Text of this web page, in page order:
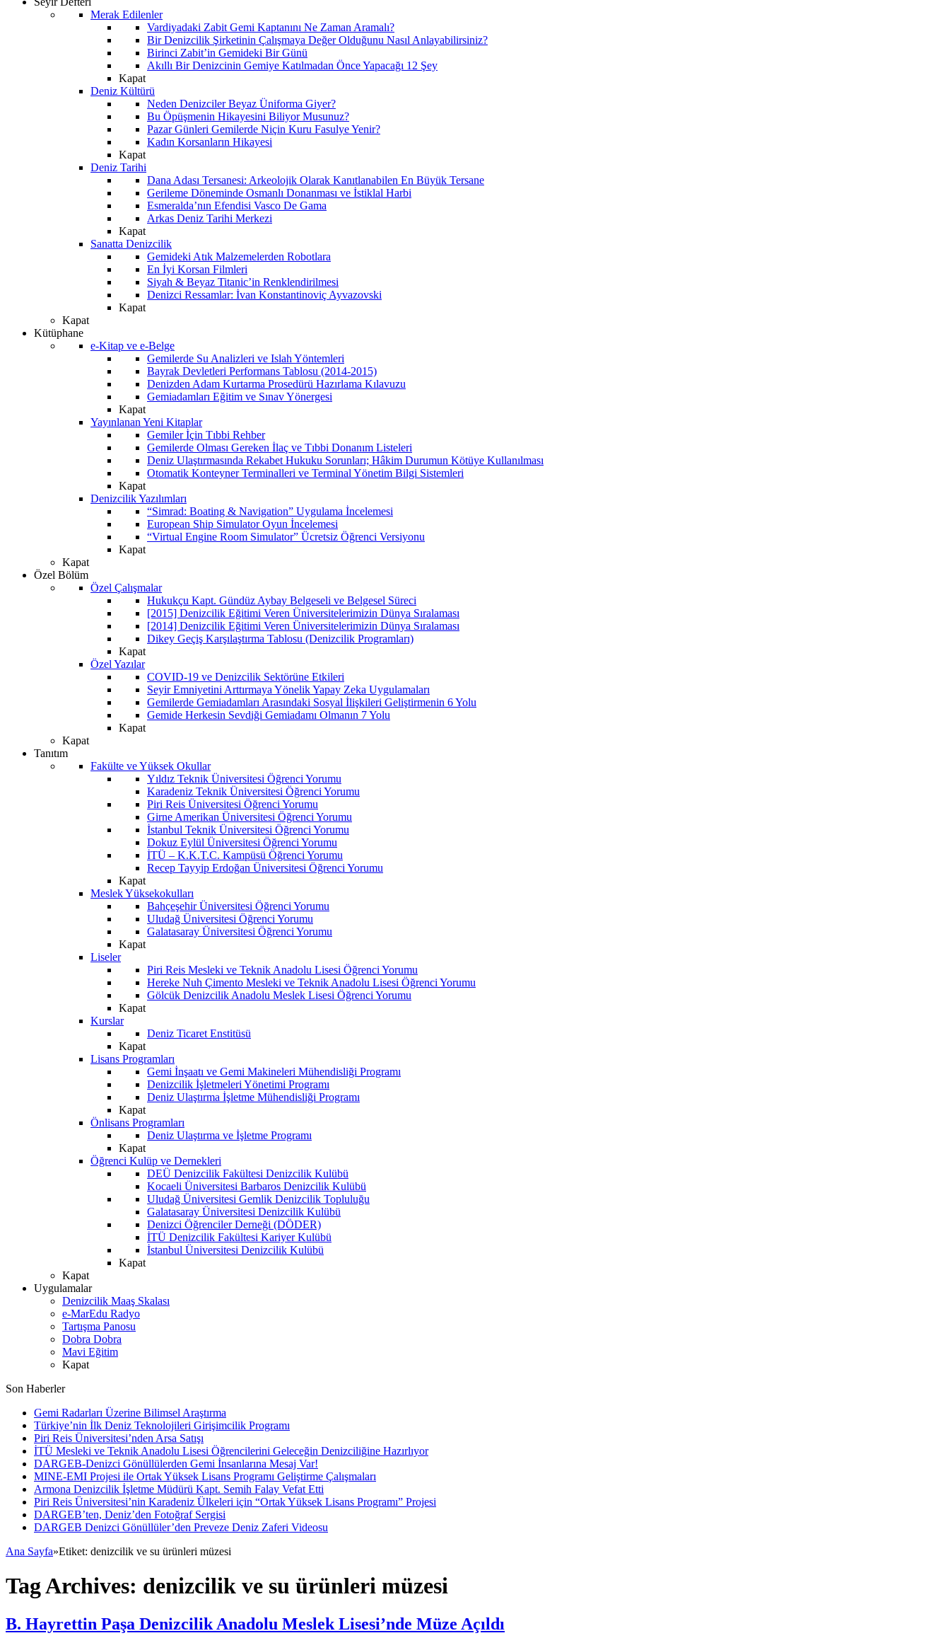
Merak Edilenler
Vardiyadaki Zabit Gemi Kaptanını Ne Zaman Aramalı?
Bir Denizcilik Şirketinin Çalışmaya Değer Olduğunu Nasıl Anlayabilirsiniz?
Birinci Zabit’in Gemideki Bir Günü
Akıllı Bir Denizcinin Gemiye Katılmadan Önce Yapacağı 12 Şey
Kapat
Deniz Kültürü
Neden Denizciler Beyaz Üniforma Giyer?
Bu Öpüşmenin Hikayesini Biliyor Musunuz?
Pazar Günleri Gemilerde Niçin Kuru Fasulye Yenir?
Kadın Korsanların Hikayesi
Kapat
Deniz Tarihi
Dana Adası Tersanesi: Arkeolojik Olarak Kanıtlanabilen En Büyük Tersane
Gerileme Döneminde Osmanlı Donanması ve İstiklal Harbi
Esmeralda’nın Efendisi Vasco De Gama
Arkas Deniz Tarihi Merkezi
Kapat
Sanatta Denizcilik
Gemideki Atık Malzemelerden Robotlara
En İyi Korsan Filmleri
Siyah & Beyaz Titanic’in Renklendirilmesi
Denizci Ressamlar: İvan Konstantinoviç Ayvazovski
Kapat
Kapat
Kütüphane
e-Kitap ve e-Belge
Gemilerde Su Analizleri ve Islah Yöntemleri
Bayrak Devletleri Performans Tablosu (2014-2015)
Denizden Adam Kurtarma Prosedürü Hazırlama Kılavuzu
Gemiadamları Eğitim ve Sınav Yönergesi
Kapat
Yayınlanan Yeni Kitaplar
Gemiler İçin Tıbbi Rehber
Gemilerde Olması Gereken İlaç ve Tıbbi Donanım Listeleri
Deniz Ulaştırmasında Rekabet Hukuku Sorunları; Hâkim Durumun Kötüye Kullanılması
Otomatik Konteyner Terminalleri ve Terminal Yönetim Bilgi Sistemleri
Kapat
Denizcilik Yazılımları
“Simrad: Boating & Navigation” Uygulama İncelemesi
European Ship Simulator Oyun İncelemesi
“Virtual Engine Room Simulator” Ücretsiz Öğrenci Versiyonu
Kapat
Kapat
Özel Bölüm
Özel Çalışmalar
Hukukçu Kapt. Gündüz Aybay Belgeseli ve Belgesel Süreci
[2015] Denizcilik Eğitimi Veren Üniversitelerimizin Dünya Sıralaması
[2014] Denizcilik Eğitimi Veren Üniversitelerimizin Dünya Sıralaması
Dikey Geçiş Karşılaştırma Tablosu (Denizcilik Programları)
Kapat
Özel Yazılar
COVID-19 ve Denizcilik Sektörüne Etkileri
Seyir Emniyetini Arttırmaya Yönelik Yapay Zeka Uygulamaları
Gemilerde Gemiadamları Arasındaki Sosyal İlişkileri Geliştirmenin 6 Yolu
Gemide Herkesin Sevdiği Gemiadamı Olmanın 7 Yolu
Kapat
Kapat
Tanıtım
Fakülte ve Yüksek Okullar
Yıldız Teknik Üniversitesi Öğrenci Yorumu
Karadeniz Teknik Üniversitesi Öğrenci Yorumu
Piri Reis Üniversitesi Öğrenci Yorumu
Girne Amerikan Üniversitesi Öğrenci Yorumu
İstanbul Teknik Üniversitesi Öğrenci Yorumu
Dokuz Eylül Üniversitesi Öğrenci Yorumu
İTÜ – K.K.T.C. Kampüsü Öğrenci Yorumu
Recep Tayyip Erdoğan Üniversitesi Öğrenci Yorumu
Kapat
Meslek Yüksekokulları
Bahçeşehir Üniversitesi Öğrenci Yorumu
Uludağ Üniversitesi Öğrenci Yorumu
Galatasaray Üniversitesi Öğrenci Yorumu
Kapat
Liseler
Piri Reis Mesleki ve Teknik Anadolu Lisesi Öğrenci Yorumu
Hereke Nuh Çimento Mesleki ve Teknik Anadolu Lisesi Öğrenci Yorumu
Gölcük Denizcilik Anadolu Meslek Lisesi Öğrenci Yorumu
Kapat
Kurslar
Deniz Ticaret Enstitüsü
Kapat
Lisans Programları
Gemi İnşaatı ve Gemi Makineleri Mühendisliği Programı
Denizcilik İşletmeleri Yönetimi Programı
Deniz Ulaştırma İşletme Mühendisliği Programı
Kapat
Önlisans Programları
Deniz Ulaştırma ve İşletme Programı
Kapat
Öğrenci Kulüp ve Dernekleri
DEÜ Denizcilik Fakültesi Denizcilik Kulübü
Kocaeli Üniversitesi Barbaros Denizcilik Kulübü
Uludağ Üniversitesi Gemlik Denizcilik Topluluğu
Galatasaray Üniversitesi Denizcilik Kulübü
Denizci Öğrenciler Derneği (DÖDER)
İTÜ Denizcilik Fakültesi Kariyer Kulübü
İstanbul Üniversitesi Denizcilik Kulübü
Kapat
Kapat
Uygulamalar
Denizcilik Maaş Skalası
e-MarEdu Radyo
Tartışma Panosu
Dobra Dobra
Mavi Eğitim
Kapat
Son Haberler
Gemi Radarları Üzerine Bilimsel Araştırma
Türkiye’nin İlk Deniz Teknolojileri Girişimcilik Programı
Piri Reis Üniversitesi’nden Arsa Satışı
İTÜ Mesleki ve Teknik Anadolu Lisesi Öğrencilerini Geleceğin Denizciliğine Hazırlıyor
DARGEB-Denizci Gönüllülerden Gemi İnsanlarına Mesaj Var!
MINE-EMI Projesi ile Ortak Yüksek Lisans Programı Geliştirme Çalışmaları
Armona Denizcilik İşletme Müdürü Kapt. Semih Falay Vefat Etti
Piri Reis Üniversitesi’nin Karadeniz Ülkeleri için “Ortak Yüksek Lisans Programı” Projesi
DARGEB’ten, Deniz’den Fotoğraf Sergisi
DARGEB Denizci Gönüllüler’den Preveze Deniz Zaferi Videosu
Ana Sayfa»Etiket: denizcilik ve su ürünleri müzesi
Tag Archives: denizcilik ve su ürünleri müzesi
B. Hayrettin Paşa Denizcilik Anadolu Meslek Lisesi’nde Müze Açıldı